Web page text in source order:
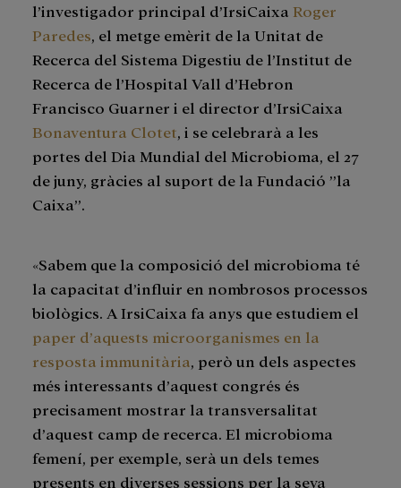
l’investigador principal d’IrsiCaixa Roger
Paredes, el metge emèrit de la Unitat de
Recerca del Sistema Digestiu de l’Institut de
Recerca de l’Hospital Vall d’Hebron
Francisco Guarner i el director d’IrsiCaixa
Bonaventura Clotet, i se celebrarà a les
portes del Dia Mundial del Microbioma, el 27
de juny, gràcies al suport de la Fundació ”la
Caixa”.
«Sabem que la composició del microbioma té
la capacitat d’influir en nombrosos processos
biològics. A IrsiCaixa fa anys que estudiem el
paper d’aquests microorganismes en la
resposta immunitària, però un dels aspectes
més interessants d’aquest congrés és
precisament mostrar la transversalitat
d’aquest camp de recerca. El microbioma
femení, per exemple, serà un dels temes
presents en diverses sessions per la seva